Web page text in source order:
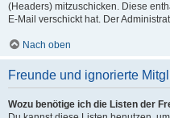
(Headers) mitzuschicken. Diese
E-Mail verschickt hat. Der
Nach oben
Freunde und ignorierte
Wozu benötige ich die Listen der